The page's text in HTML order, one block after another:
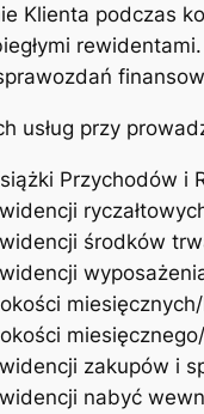
Klienta podczas
rewidentami.
usług przy
Przychodów i
środków
zakupów i
nabyć